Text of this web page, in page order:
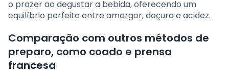
o prazer ao degustar a bebida, oferecendo um
equilíbrio perfeito entre amargor, doçura e acidez.
Comparação com outros métodos de
preparo, como coado e prensa
francesa